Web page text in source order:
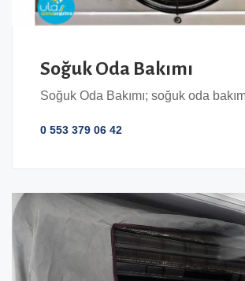
Soğuk Oda Bakımı
Soğuk Oda Bakımı; soğuk oda
0 553 379 06 42